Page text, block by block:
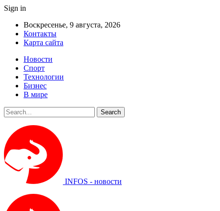
Sign in
Воскресенье, 9 августа, 2026
Контакты
Карта сайта
Новости
Спорт
Технологии
Бизнес
В мире
INFOS - новости